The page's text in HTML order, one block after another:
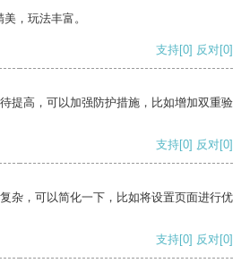
，玩法丰富。
支持[0] 反对[0]
提高，可以加强防护措施，比如增加双重验
支持[0] 反对[0]
杂，可以简化一下，比如将设置页面进行优
支持[0] 反对[0]